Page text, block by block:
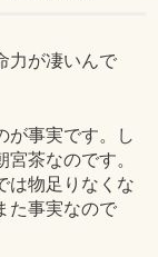
力が凄いんで
が事実です。し
茶なのです。
は物足りなくな
た事実なので